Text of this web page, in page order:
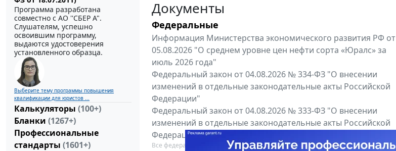
Программа разработана
совместно с АО ''СБЕР А".
Слушателям, успешно
освоившим программу,
выдаются удостоверения
установленного образца.
Выберите тему программы повышения
квалификации для юристов ...
Калькуляторы (100+)
Бланки (1267+)
Профессиональные
стандарты (1601+)
Документы
Федеральные
Информация Министерства экономического развития РФ от
05.08.2026 "О среднем уровне цен нефти сорта «Юралс» за
июль 2026 года"
Федеральный закон от 04.08.2026 № 334-ФЗ "О внесении
изменений в отдельные законодательные акты Российской
Федерации"
Федеральный закон от 04.08.2026 № 333-ФЗ "О внесении
изменений в отдельные законодательные акты Российской
Федерации"
Все федеральные документы